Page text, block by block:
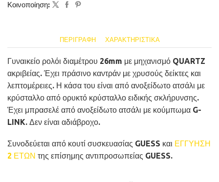
Κοινοποίηση:
ΠΕΡΙΓΡΑΦΉ ΧΑΡΑΚΤΗΡΙΣΤΙΚΆ
Γυναικείο ρολόι διαμέτρου 26mm με μηχανισμό QUARTZ
ακριβείας. Έχει πράσινο καντράν με χρυσούς δείκτες και
λεπτομέρειες. Η κάσα του είναι από ανοξείδωτο ατσάλι με
κρύσταλλο από ορυκτό κρύσταλλο ειδικής σκλήρυνσης.
Έχει μπρασελέ από ανοξείδωτο ατσάλι με κούμπωμα G-
LINK. Δεν είναι αδιάβροχο.
Συνοδεύεται από κουτί συσκευασίας GUESS και ΕΓΓΥΗΣΗ
2 ΕΤΩΝ της επίσημης αντιπροσωπείας GUESS.